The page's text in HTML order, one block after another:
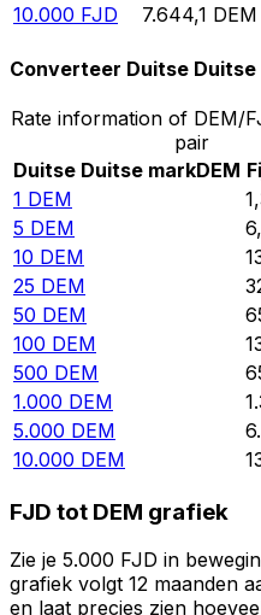
10.000 FJD 7.644,1 DEM
Converteer Duitse
Rate information of DEM/
pair
Duitse Duitse markDEM
1 DEM
5 DEM
10 DEM
25 DEM
50 DEM
100 DEM
500 DEM
1.000 DEM
5.000 DEM
10.000 DEM
FJD tot DEM grafiek
Zie je 5.000 FJD in
grafiek volgt 12 maanden
en laat precies zien